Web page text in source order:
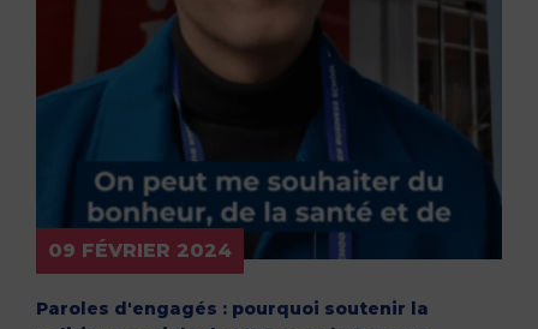
09 FÉVRIER 2024
Paroles d'engagés : pourquoi soutenir la